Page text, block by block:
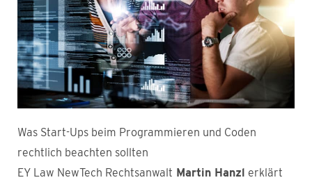
Was Start-Ups beim Programmieren und Coden
rechtlich beachten sollten
EY Law NewTech Rechtsanwalt Martin Hanzl erklärt